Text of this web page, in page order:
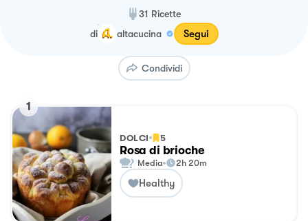
31 Ricette
di
altacucina Segui
Condividi
1
DOLCI 5
Rosa di brioche
Media 2h 20m
Healthy